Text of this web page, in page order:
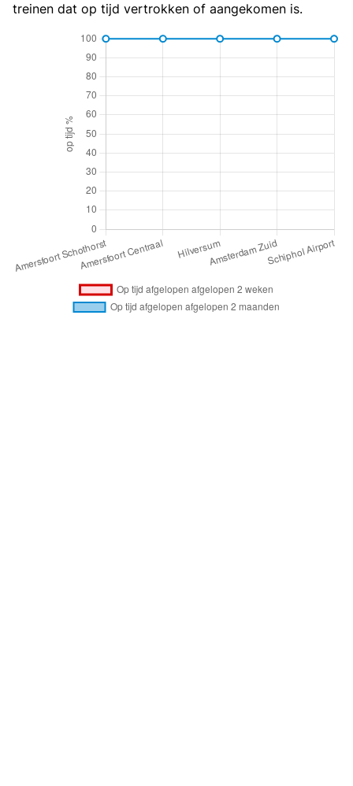
treinen dat op tijd vertrokken of aangekomen is.